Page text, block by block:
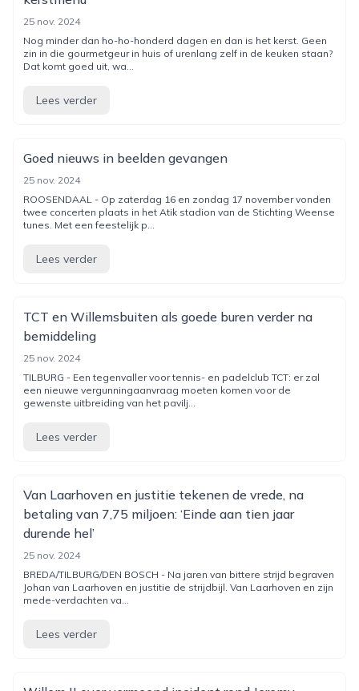
25 nov. 2024
Nog minder dan ho-ho-honderd dagen en dan is het kerst. Geen
zin in die gourmetgeur in huis of urenlang zelf in de keuken staan?
Dat komt goed uit, wa...
Lees verder
Goed nieuws in beelden gevangen
25 nov. 2024
ROOSENDAAL - Op zaterdag 16 en zondag 17 november vonden
twee concerten plaats in het Atik stadion van de Stichting Weense
tunes. Met een feestelijk p...
Lees verder
TCT en Willemsbuiten als goede buren verder na
bemiddeling
25 nov. 2024
TILBURG - Een tegenvaller voor tennis- en padelclub TCT: er zal
een nieuwe vergunningaanvraag moeten komen voor de
gewenste uitbreiding van het pavilj...
Lees verder
Van Laarhoven en justitie tekenen de vrede, na
betaling van 7,75 miljoen: ‘Einde aan tien jaar
durende hel’
25 nov. 2024
BREDA/TILBURG/DEN BOSCH - Na jaren van bittere strijd begraven
Johan van Laarhoven en justitie de strijdbijl. Van Laarhoven en zijn
mede-verdachten va...
Lees verder